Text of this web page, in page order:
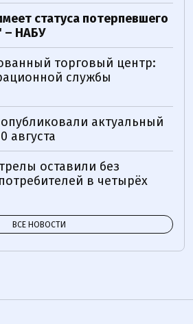
статуса потерпевшего
– НАБУ
торговый центр:
службы
актуальный
августа
оставили без
в четырёх
ВСЕ НОВОСТИ